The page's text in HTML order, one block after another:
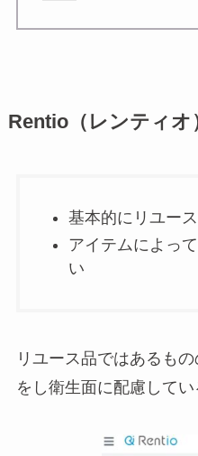
Rentio（レンティオ
基本的にリユー
アイテムによっ
い
リユース品ではあるも
をし衛生面に配慮してい